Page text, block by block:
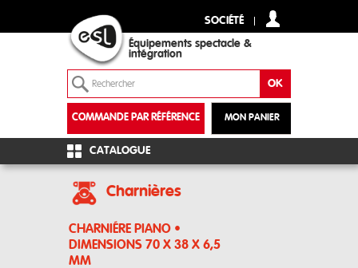
SOCIÉTÉ
Équipements spectacle &
intégration
MON PANIER
COMMANDE PAR RÉFÉRENCE
CATALOGUE
Charnières
CHARNIÉRE PIANO •
DIMENSIONS 70 X 38 X 6,5
MM